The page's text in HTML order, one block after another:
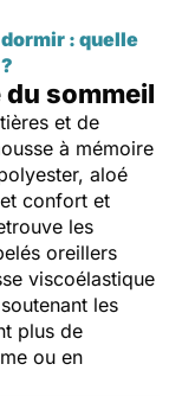
: quelle
du sommeil
et de
à mémoire
aloé
confort et
les
oreillers
viscoélastique
les
plus de
ou en